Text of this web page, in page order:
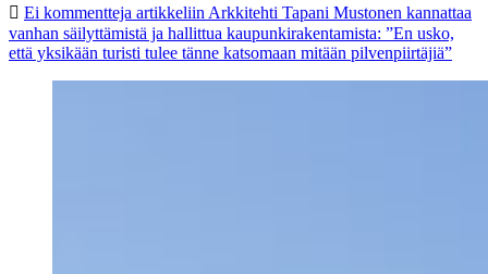
Ei kommentteja artikkeliin Arkkitehti Tapani Mustonen kannattaa
vanhan säilyttämistä ja hallittua kaupunkirakentamista: ”En usko,
että yksikään turisti tulee tänne katsomaan mitään pilvenpiirtäjiä”